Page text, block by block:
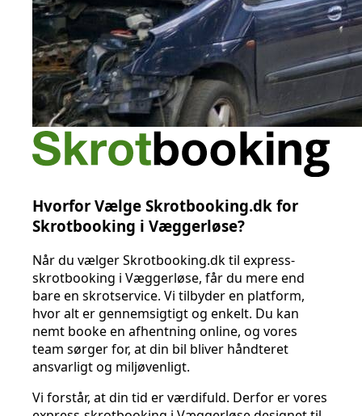
Hvorfor Vælge Skrotbooking.dk for
Skrotbooking i Væggerløse?
Når du vælger Skrotbooking.dk til express-
skrotbooking i Væggerløse, får du mere end
bare en skrotservice. Vi tilbyder en platform,
hvor alt er gennemsigtigt og enkelt. Du kan
nemt booke en afhentning online, og vores
team sørger for, at din bil bliver håndteret
ansvarligt og miljøvenligt.
Vi forstår, at din tid er værdifuld. Derfor er vores